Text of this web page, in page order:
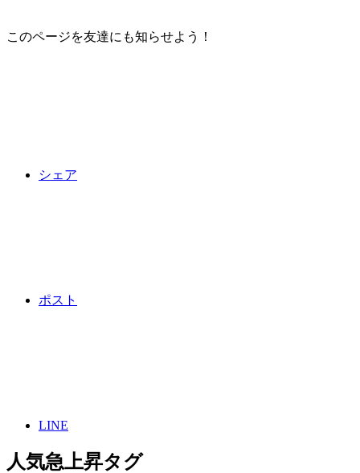
このページを友達にも知らせよう！
シェア
ポスト
LINE
人気急上昇タグ